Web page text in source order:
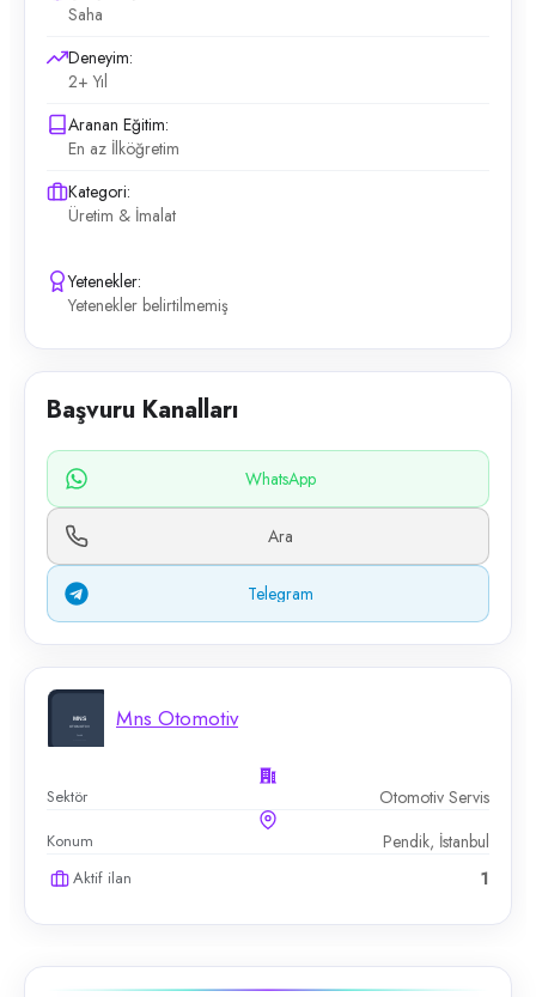
Saha
Deneyim:
2+ Yıl
Aranan Eğitim:
En az İlköğretim
Kategori:
Üretim & İmalat
Yetenekler:
Yetenekler belirtilmemiş
Başvuru Kanalları
WhatsApp
Ara
Telegram
Mns Otomotiv
Sektör Otomotiv Servis
Konum Pendik, İstanbul
Aktif ilan 1